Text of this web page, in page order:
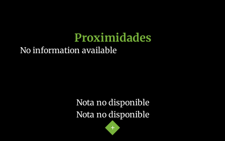
Proximidades
No information available
Nota no disponible
Nota no disponible